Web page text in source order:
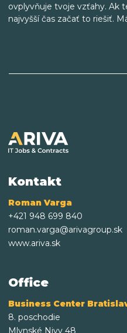
ovplyvňuje tvoje vzťahy. Ak
najvyšší čas začať to riešiť.
Kontakt
Roman Varga
+421 948 699 840
roman.varga@arivagroup.sk
www.ariva.sk
Office
Business Center
8. poschodie
Mlynské Nivy 48